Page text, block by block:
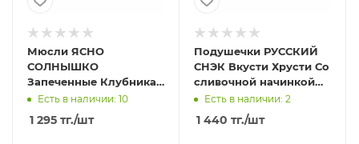
Мюсли ЯСНО
СОЛНЫШКО
Запеченные Клубника
и малина 300г
Есть в наличии: 10
1 295 тг./шт
Подушечки РУССКИЙ
СНЭК Вкусти Хрусти Со
сливочной начинкой
250гЕсть в наличии: 2
1 440 тг./шт